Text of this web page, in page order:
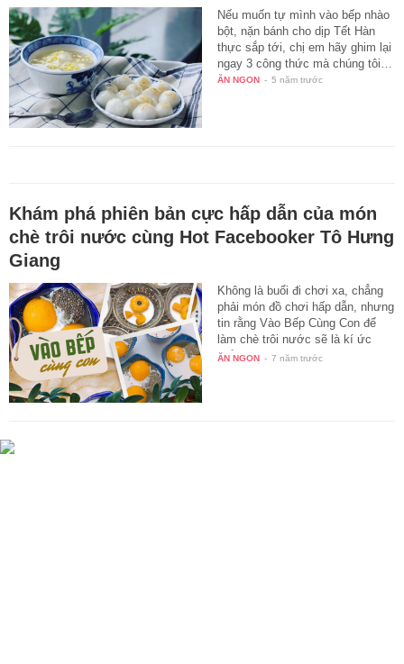
Nếu muốn tự mình vào bếp nhào
bột, nặn bánh cho dịp Tết Hàn
thực sắp tới, chị em hãy ghim lại
ngay 3 công thức mà chúng tôi…
ĂN NGON - 5 năm trước
Khám phá phiên bản cực hấp dẫn của món
chè trôi nước cùng Hot Facebooker Tô Hưng
Giang
Không là buổi đi chơi xa, chẳng
phải món đồ chơi hấp dẫn, nhưng
tin rằng Vào Bếp Cùng Con để
làm chè trôi nước sẽ là kí ức
tuổi…
ĂN NGON - 7 năm trước